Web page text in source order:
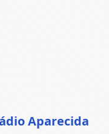
Aparecida